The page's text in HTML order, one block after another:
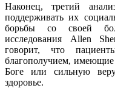
Наконец, третий
поддерживать их
борьбы со своей
исследования Allen
говорит, что
благополучием, имеющие
Боге или сильную
здоровье.